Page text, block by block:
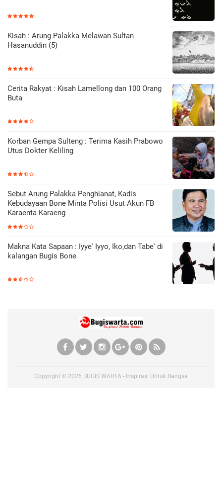
Kisah : Arung Palakka Melawan Sultan
Hasanuddin (5)
Cerita Rakyat : Kisah Lamellong dan 100 Orang
Buta
Korban Gempa Sulteng : Terima Kasih Prabowo
Utus Dokter Keliling
Sebut Arung Palakka Penghianat, Kadis
Kebudayaan Bone Minta Polisi Usut Akun FB
Karaenta Karaeng
Makna Kata Sapaan : Iyye' Iyyo, Iko,dan Tabe' di
kalangan Bugis Bone
Copyright © 2026 BUGIS WARTA - Inspirasi Untuk Bangsa